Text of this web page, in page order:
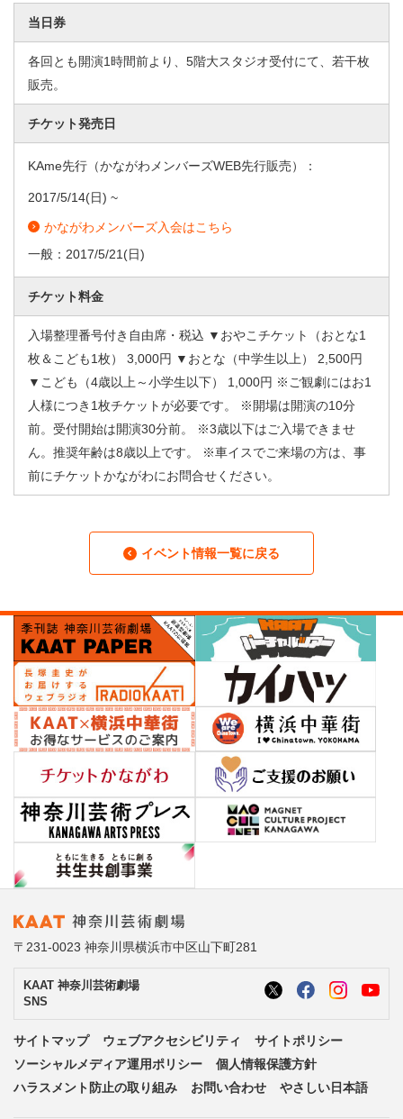
当日券
各回とも開演1時間前より、5階大スタジオ受付にて、若干枚
販売。
チケット発売日
KAme先行（かながわメンバーズWEB先行販売）：
2017/5/14(日) ~
かながわメンバーズ入会はこちら
一般： 2017/5/21 (日)
チケット料金
入場整理番号付き自由席・税込 ▼おやこチケット（おとな1
枚＆こども1枚） 3,000円 ▼おとな（中学生以上） 2,500円
▼こども（4歳以上～小学生以下） 1,000円 ※ご観劇にはお1
人様につき1枚チケットが必要です。 ※開場は開演の10分
前。受付開始は開演30分前。 ※3歳以下はご入場できませ
ん。推奨年齢は8歳以上です。 ※車イスでご来場の方は、事
前にチケットかながわにお問合せください。
イベント情報一覧に戻る
〒231-0023 神奈川県横浜市中区山下町281
KAAT 神奈川芸術劇場
SNS
サイトマップ ウェブアクセシビリティ
サイトポリシー
ソーシャルメディア運用ポリシー
個人情報保護方針
ハラスメント防止の取り組み
お問い合わせ やさしい日本語